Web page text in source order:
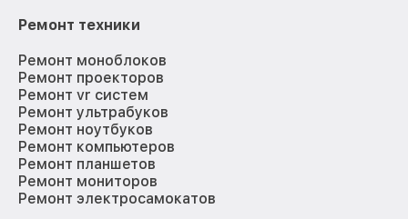
Ремонт техники
Ремонт моноблоков
Ремонт проекторов
Ремонт vr систем
Ремонт ультрабуков
Ремонт ноутбуков
Ремонт компьютеров
Ремонт планшетов
Ремонт мониторов
Ремонт электросамокатов